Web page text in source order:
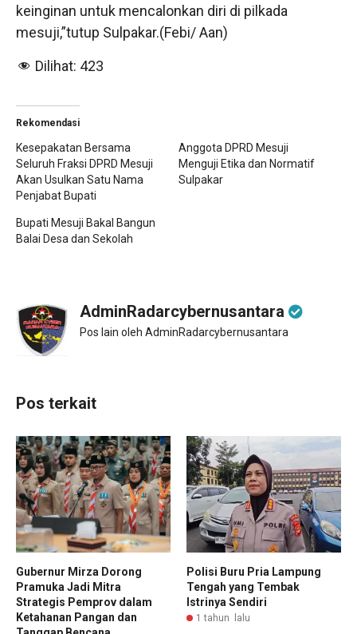
keinginan untuk mencalonkan diri di pilkada
mesuji,”tutup Sulpakar.(Febi/ Aan)
Dilihat: 423
Rekomendasi
Kesepakatan Bersama
Seluruh Fraksi DPRD Mesuji
Akan Usulkan Satu Nama
Penjabat Bupati
Anggota DPRD Mesuji
Menguji Etika dan Normatif
Sulpakar
Bupati Mesuji Bakal Bangun
Balai Desa dan Sekolah
AdminRadarcybernusantara
Pos lain oleh AdminRadarcybernusantara
Pos terkait
Gubernur Mirza Dorong
Pramuka Jadi Mitra
Strategis Pemprov dalam
Ketahanan Pangan dan
Polisi Buru Pria Lampung
Tengah yang Tembak
Istrinya Sendiri
1 tahun lalu